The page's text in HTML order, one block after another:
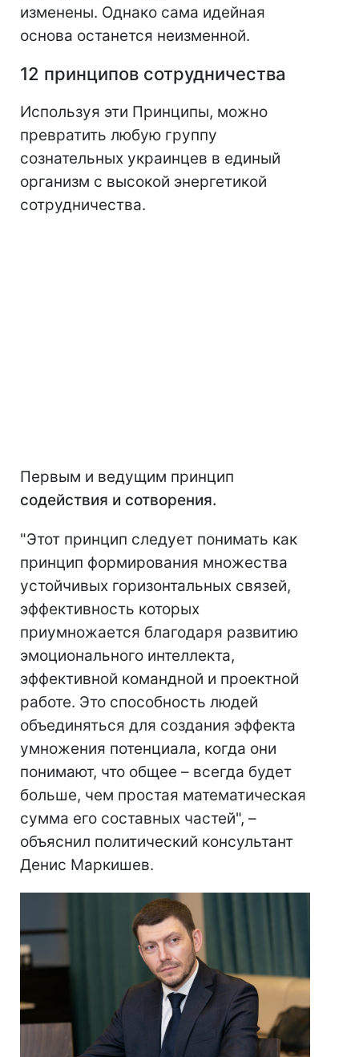
изменены. Однако сама идейная
основа останется неизменной.
12 принципов сотрудничества
Используя эти Принципы, можно
превратить любую группу
сознательных украинцев в единый
организм с высокой энергетикой
сотрудничества.
Первым и ведущим принцип
содействия и сотворения.
"Этот принцип следует понимать как
принцип формирования множества
устойчивых горизонтальных связей,
эффективность которых
приумножается благодаря развитию
эмоционального интеллекта,
эффективной командной и проектной
работе. Это способность людей
объединяться для создания эффекта
умножения потенциала, когда они
понимают, что общее – всегда будет
больше, чем простая математическая
сумма его составных частей", –
объяснил политический консультант
Денис Маркишев.